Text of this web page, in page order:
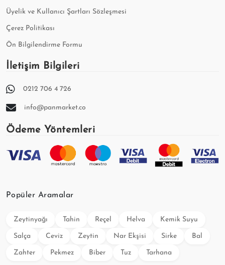
Üyelik ve Kullanıcı Şartları Sözleşmesi
Çerez Politikası
Ön Bilgilendirme Formu
İletişim Bilgileri
0212 706 4 726
info@panmarket.co
Ödeme Yöntemleri
Popüler Aramalar
Zeytinyağı Tahin Reçel Helva Kemik Suyu
Salça Ceviz Zeytin Nar Ekşisi Sirke Bal
Zahter Pekmez Biber Tuz Tarhana